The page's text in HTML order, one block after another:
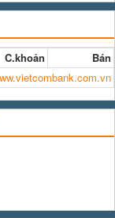
C.khoản
Bán